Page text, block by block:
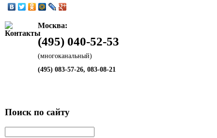
Москва:
(495) 040-52-53
(многоканальный)
(495) 083-57-26, 083-08-21
Поиск по сайту